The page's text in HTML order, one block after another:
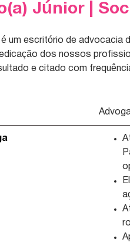
Júnior |
um escritório de
dos nossos
e citado com